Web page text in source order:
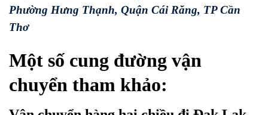
Phường Hưng Thạnh, Quận Cái Răng, TP Cần
Thơ
Một số cung đường vận
chuyển tham khảo: